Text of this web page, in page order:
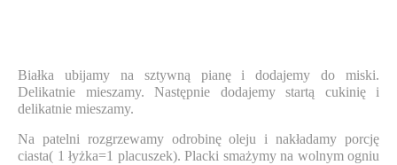
Białka ubijamy na sztywną pianę i dodajemy do miski.
Delikatnie mieszamy. Następnie dodajemy startą cukinię i
delikatnie mieszamy.
Na patelni rozgrzewamy odrobinę oleju i nakładamy porcję
ciasta( 1 łyżka=1 placuszek). Placki smażymy na wolnym ogniu